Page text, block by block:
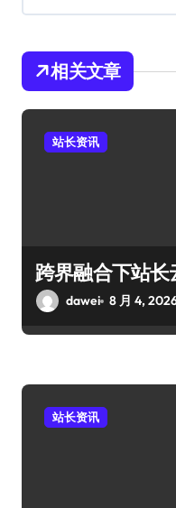
相关文章
站长资讯
跨界融合下站
dawei 8 月 4,
站长资讯